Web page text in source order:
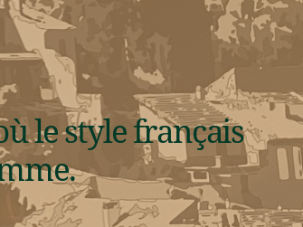
le style français